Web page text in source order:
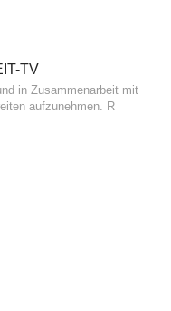
TV
in Zusammenarbeit mit
aufzunehmen. R